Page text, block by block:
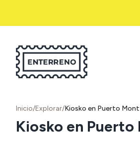
Inicio/Explorar/Kiosko en Puerto
Kiosko en Puerto